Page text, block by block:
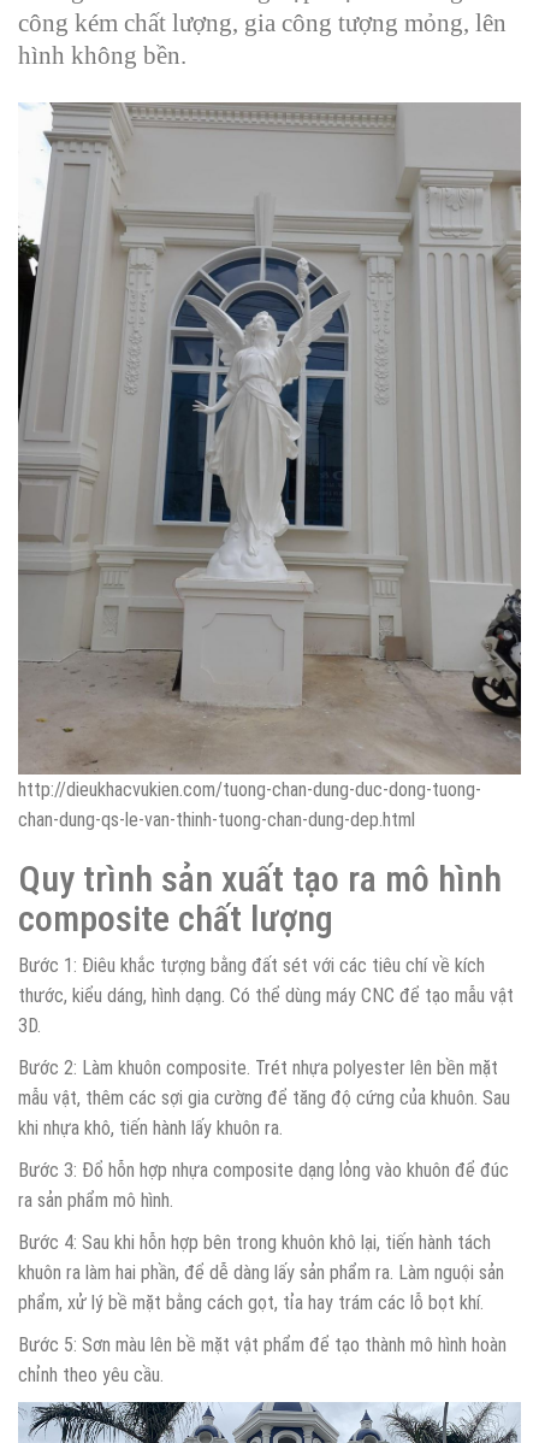
công kém chất lượng, gia công tượng mỏng, lên
hình không bền.
http://dieukhacvukien.com/tuong-chan-dung-duc-dong-tuong-
chan-dung-qs-le-van-thinh-tuong-chan-dung-dep.html
Quy trình sản xuất tạo ra mô hình
composite chất lượng
Bước 1: Điêu khắc tượng bằng đất sét với các tiêu chí về kích
thước, kiểu dáng, hình dạng. Có thể dùng máy CNC để tạo mẫu vật
3D.
Bước 2: Làm khuôn composite. Trét nhựa polyester lên bền mặt
mẫu vật, thêm các sợi gia cường để tăng độ cứng của khuôn. Sau
khi nhựa khô, tiến hành lấy khuôn ra.
Bước 3: Đổ hỗn hợp nhựa composite dạng lỏng vào khuôn để đúc
ra sản phẩm mô hình.
Bước 4: Sau khi hỗn hợp bên trong khuôn khô lại, tiến hành tách
khuôn ra làm hai phần, để dễ dàng lấy sản phẩm ra. Làm nguội sản
phẩm, xử lý bề mặt bằng cách gọt, tỉa hay trám các lỗ bọt khí.
Bước 5: Sơn màu lên bề mặt vật phẩm để tạo thành mô hình hoàn
chỉnh theo yêu cầu.